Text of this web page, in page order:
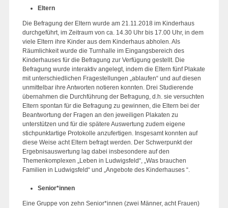
Eltern
Die Befragung der Eltern wurde am 21.11.2018 im Kinderhaus
durchgeführt, im Zeitraum von ca. 14.30 Uhr bis 17.00 Uhr, in dem
viele Eltern ihre Kinder aus dem Kinderhaus abholen. Als
Räumlichkeit wurde die Turnhalle im Eingangsbereich des
Kinderhauses für die Befragung zur Verfügung gestellt. Die
Befragung wurde interaktiv angelegt, indem die Eltern fünf Plakate
mit unterschiedlichen Fragestellungen „ablaufen“ und auf diesen
unmittelbar ihre Antworten notieren konnten. Drei Studierende
übernahmen die Durchführung der Befragung, d.h. sie versuchten
Eltern spontan für die Befragung zu gewinnen, die Eltern bei der
Beantwortung der Fragen an den jeweiligen Plakaten zu
unterstützen und für die spätere Auswertung zudem eigene
stichpunktartige Protokolle anzufertigen. Insgesamt konnten auf
diese Weise acht Eltern befragt werden. Der Schwerpunkt der
Ergebnisauswertung lag dabei insbesondere auf den
Themenkomplexen „Leben in Ludwigsfeld“, „Was brauchen
Familien in Ludwigsfeld“ und „Angebote des Kinderhauses “.
Senior*innen
Eine Gruppe von zehn Senior*innen (zwei Männer, acht Frauen)